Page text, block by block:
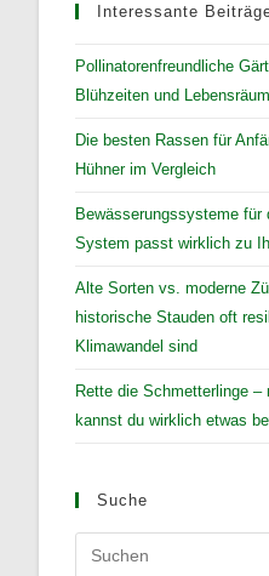
Interessante
Pollinatorenfreundliche
Blühzeiten und
Die besten Rassen für
Hühner im Vergleich
Bewässerungssysteme für
System passt wirklich zu
Alte Sorten vs. moderne
historische Stauden oft
Klimawandel sind
Rette die Schmetterlinge
kannst du wirklich etwas
Suche